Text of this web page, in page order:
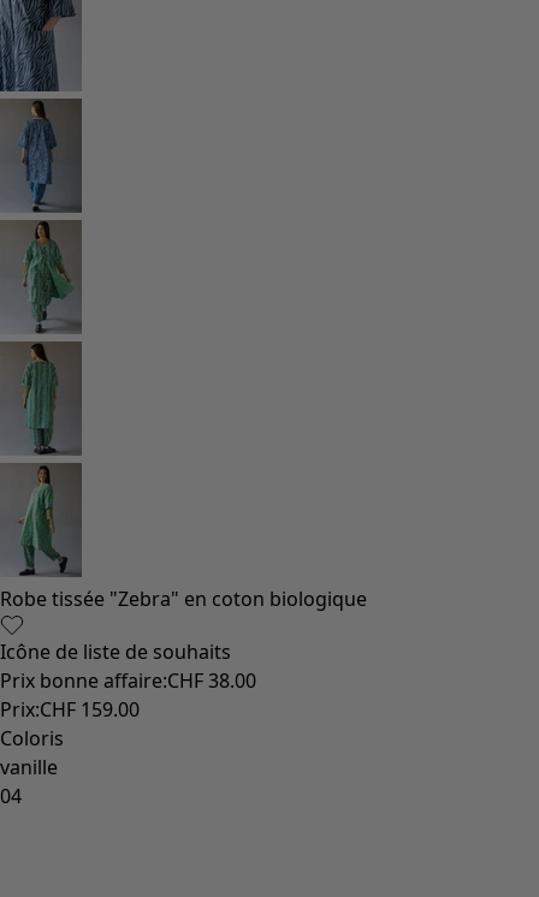
Robe tissée "Zebra" en coton biologique
Icône de liste de souhaits
Prix bonne affaire:CHF 38.00
Prix:CHF 159.00
Coloris
vanille
04